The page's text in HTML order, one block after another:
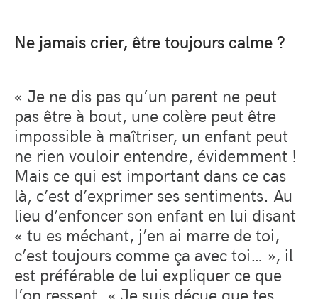
Ne jamais crier, être toujours calme ?
« Je ne dis pas qu’un parent ne peut
pas être à bout, une colère peut être
impossible à maîtriser, un enfant peut
ne rien vouloir entendre, évidemment !
Mais ce qui est important dans ce cas
là, c’est d’exprimer ses sentiments. Au
lieu d’enfoncer son enfant en lui disant
« tu es méchant, j’en ai marre de toi,
c’est toujours comme ça avec toi… », il
est préférable de lui expliquer ce que
l’on ressent. « Je suis déçue que tes